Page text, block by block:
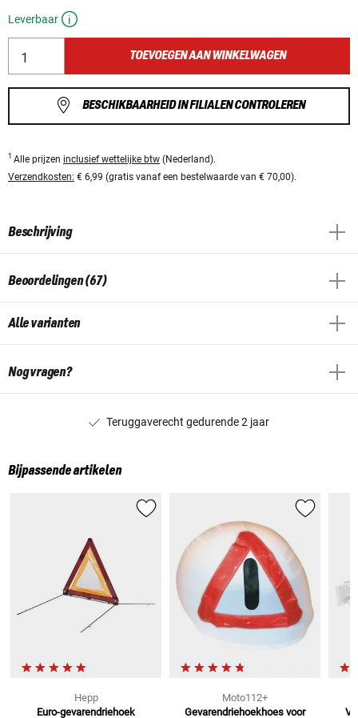
Leverbaar
TOEVOEGEN AAN WINKELWAGEN
BESCHIKBAARHEID IN FILIALEN CONTROLEREN
1 Alle prijzen inclusief wettelijke btw (Nederland).
Verzendkosten: € 6,99 (gratis vanaf een bestelwaarde van € 70,00).
Beschrijving
Beoordelingen (67)
Alle varianten
Nog vragen?
Teruggaverecht gedurende 2 jaar
Bijpassende artikelen
Hepp
Euro-gevarendriehoek
Moto112+
Gevarendriehoekhoes voor